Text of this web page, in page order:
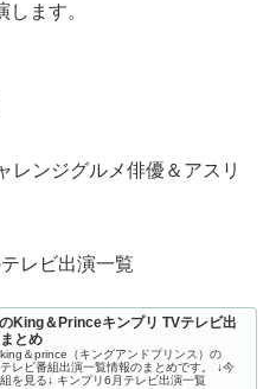
します。
レンジグルメ俳優＆アスリ
レビ出演一覧
King＆Princeキンプリ TVテレビ出
とめ
＆prince（キングアンドプリンス）の
レビ番組出演一覧情報のまとめです。 ↓今
を見る↓ キンプリ6月テレビ出演一覧